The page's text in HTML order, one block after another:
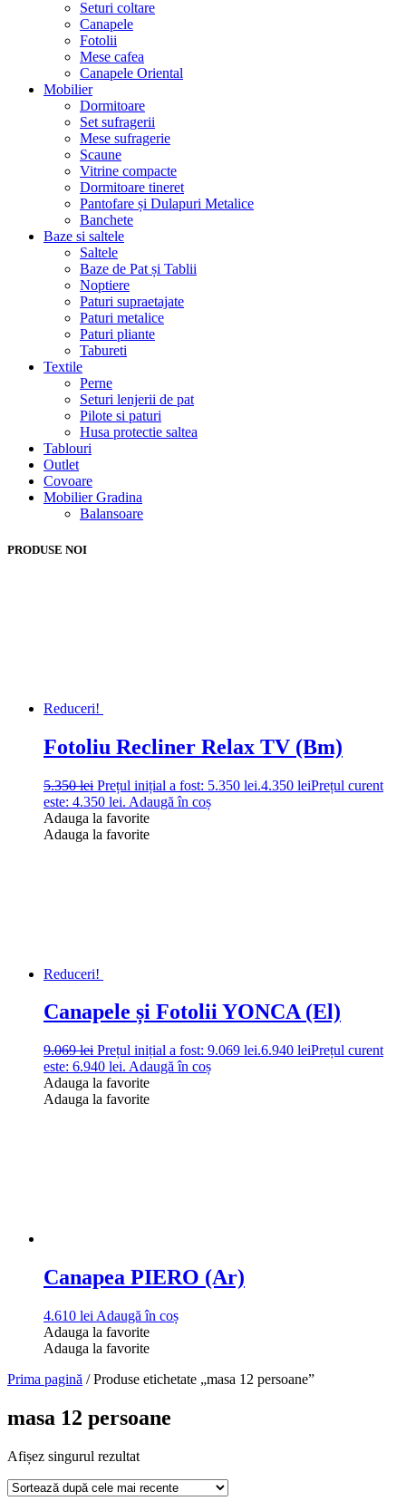
Seturi coltare
Canapele
Fotolii
Mese cafea
Canapele Oriental
Mobilier
Dormitoare
Set sufragerii
Mese sufragerie
Scaune
Vitrine compacte
Dormitoare tineret
Pantofare și Dulapuri Metalice
Banchete
Baze si saltele
Saltele
Baze de Pat și Tablii
Noptiere
Paturi supraetajate
Paturi metalice
Paturi pliante
Tabureti
Textile
Perne
Seturi lenjerii de pat
Pilote si paturi
Husa protectie saltea
Tablouri
Outlet
Covoare
Mobilier Gradina
Balansoare
PRODUSE NOI
Reduceri!
Fotoliu Recliner Relax TV (Bm)
5.350lei Prețul inițial a fost: 5.350 lei.4.350 leiPrețul curent
este: 4.350 lei. Adaugă în coș
Adauga la favorite
Adauga la favorite
Reduceri!
Canapele și Fotolii YONCA (El)
9.069lei Prețul inițial a fost: 9.069 lei.6.940 leiPrețul curent
este: 6.940 lei. Adaugă în coș
Adauga la favorite
Adauga la favorite
Canapea PIERO (Ar)
4.610 lei Adaugă în coș
Adauga la favorite
Adauga la favorite
Prima pagină / Produse etichetate „masa 12 persoane”
masa 12 persoane
Afișez singurul rezultat